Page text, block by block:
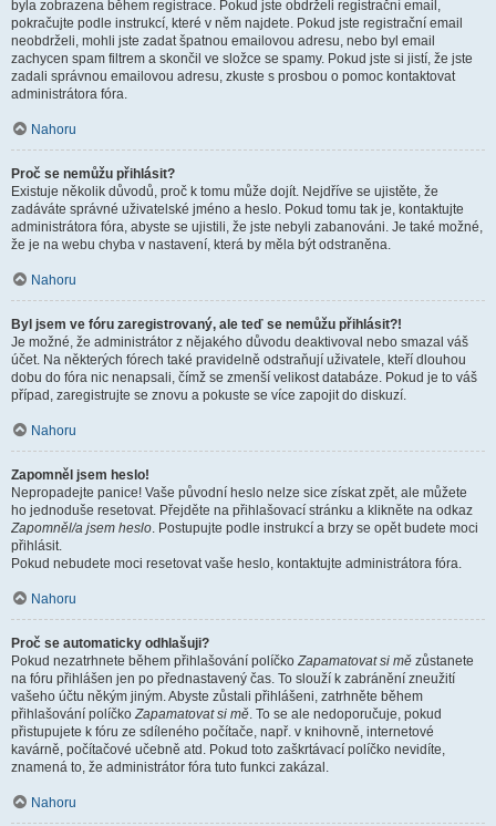
byla zobrazena během registrace. Pokud jste obdrželi registrační email,
pokračujte podle instrukcí, které v něm najdete. Pokud jste registrační email
neobdrželi, mohli jste zadat špatnou emailovou adresu, nebo byl email
zachycen spam filtrem a skončil ve složce se spamy. Pokud jste si jistí, že jste
zadali správnou emailovou adresu, zkuste s prosbou o pomoc kontaktovat
administrátora fóra.
Nahoru
Proč se nemůžu přihlásit?
Existuje několik důvodů, proč k tomu může dojít. Nejdříve se ujistěte, že
zadáváte správné uživatelské jméno a heslo. Pokud tomu tak je, kontaktujte
administrátora fóra, abyste se ujistili, že jste nebyli zabanováni. Je také možné,
že je na webu chyba v nastavení, která by měla být odstraněna.
Nahoru
Byl jsem ve fóru zaregistrovaný, ale teď se nemůžu přihlásit?!
Je možné, že administrátor z nějakého důvodu deaktivoval nebo smazal váš
účet. Na některých fórech také pravidelně odstraňují uživatele, kteří dlouhou
dobu do fóra nic nenapsali, čímž se zmenší velikost databáze. Pokud je to váš
případ, zaregistrujte se znovu a pokuste se více zapojit do diskuzí.
Nahoru
Zapomněl jsem heslo!
Nepropadejte panice! Vaše původní heslo nelze sice získat zpět, ale můžete
ho jednoduše resetovat. Přejděte na přihlašovací stránku a klikněte na odkaz
Zapomněl/a jsem heslo. Postupujte podle instrukcí a brzy se opět budete moci
přihlásit.
Pokud nebudete moci resetovat vaše heslo, kontaktujte administrátora fóra.
Nahoru
Proč se automaticky odhlašuji?
Pokud nezatrhnete během přihlašování políčkoZapamatovat si mě zůstanete
na fóru přihlášen jen po přednastavený čas. To slouží k zabránění zneužití
vašeho účtu někým jiným. Abyste zůstali přihlášeni, zatrhněte během
přihlašování políčkoZapamatovat si mě. To se ale nedoporučuje, pokud
přistupujete k fóru ze sdíleného počítače, např. v knihovně, internetové
kavárně, počítačové učebně atd. Pokud toto zaškrtávací políčko nevidíte,
znamená to, že administrátor fóra tuto funkci zakázal.
Nahoru